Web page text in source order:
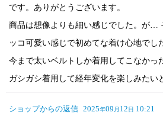
です。ありがとうございます。
商品は想像よりも細い感じでした。が…
ッコ可愛い感じで初めてな着け心地でし
今まで太いベルトしか着用してこなかっ
ガシガシ着用して経年変化を楽しみたい
ショップからの返信 2025年09 月 12日 10:21